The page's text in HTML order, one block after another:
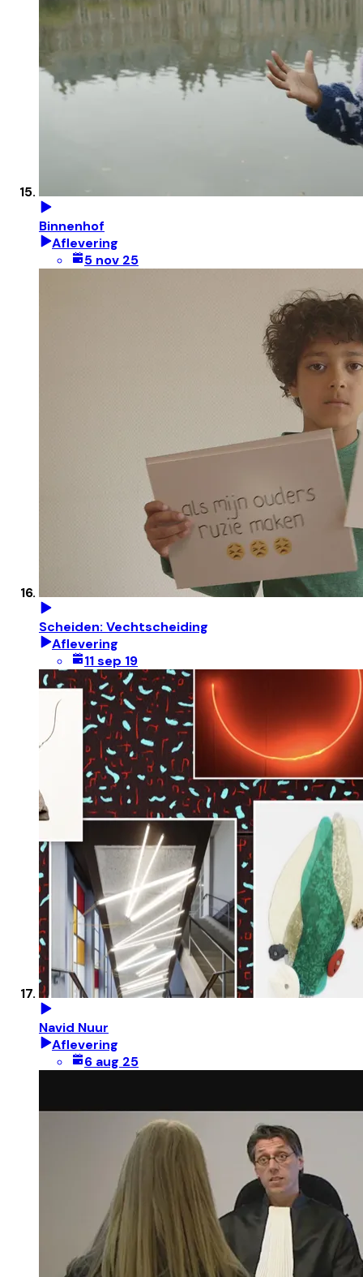
Binnenhof
Aflevering
5 nov 25
Scheiden: Vechtscheiding
Aflevering
11 sep 19
Navid Nuur
Aflevering
6 aug 25